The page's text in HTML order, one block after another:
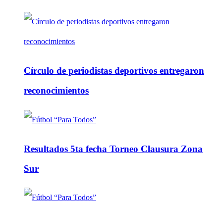
Círculo de periodistas deportivos entregaron
reconocimientos
Resultados 5ta fecha Torneo Clausura Zona
Sur